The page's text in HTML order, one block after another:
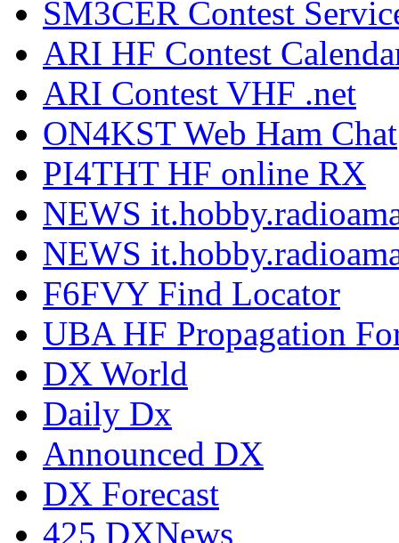
SM3CER Contest
ARI HF Contest
ARI Contest VHF .net
ON4KST Web Ham Chat
PI4THT HF online RX
NEWS
NEWS
F6FVY Find Locator
UBA HF Propagation
DX World
Daily Dx
Announced DX
DX Forecast
425 DXNews